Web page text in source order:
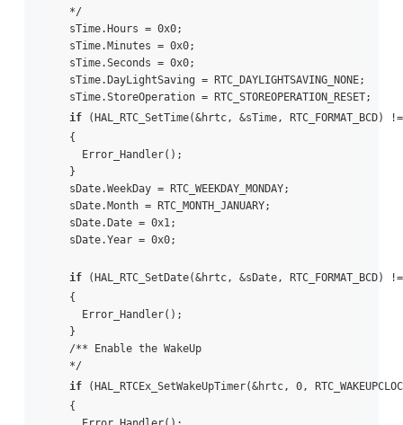
*/
sTime.Hours = 0x0;
sTime.Minutes = 0x0;
sTime.Seconds = 0x0;
sTime.DayLightSaving = RTC_DAYLIGHTSAVING_NONE;
sTime.StoreOperation = RTC_STOREOPERATION_RESET;
if (HAL_RTC_SetTime(&hrtc, &sTime, RTC_FORMAT_BCD) !=
{
Error_Handler();
}
sDate.WeekDay = RTC_WEEKDAY_MONDAY;
sDate.Month = RTC_MONTH_JANUARY;
sDate.Date = 0x1;
sDate.Year = 0x0;
if (HAL_RTC_SetDate(&hrtc, &sDate, RTC_FORMAT_BCD) !=
{
Error_Handler();
}
/** Enable the WakeUp
*/
if (HAL_RTCEx_SetWakeUpTimer(&hrtc, 0,
{